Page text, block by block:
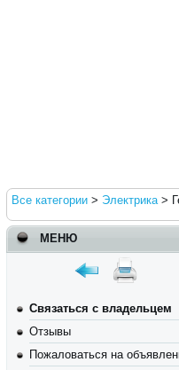
Все категории > Электрика>
МЕНЮ
Связаться с владельцем
Отзывы
Пожаловаться на